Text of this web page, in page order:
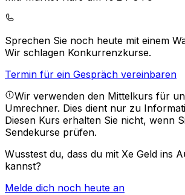
Sprechen Sie noch heute mit einem
Wir schlagen Konkurrenzkurse.
Termin für ein Gespräch vereinbaren
Wir verwenden den Mittelkurs für
Umrechner. Dies dient nur zu
Diesen Kurs erhalten Sie nicht, wenn
Sendekurse prüfen.
Wusstest du, dass du mit Xe Geld ins
kannst?
Melde dich noch heute an